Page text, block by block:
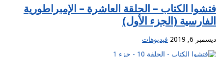
فتشوا الكتاب – الحلقة العاشرة – الإمبراطورية
الفارسية (الجزء الأول)
ديسمبر 6, 2019 فيديوهات